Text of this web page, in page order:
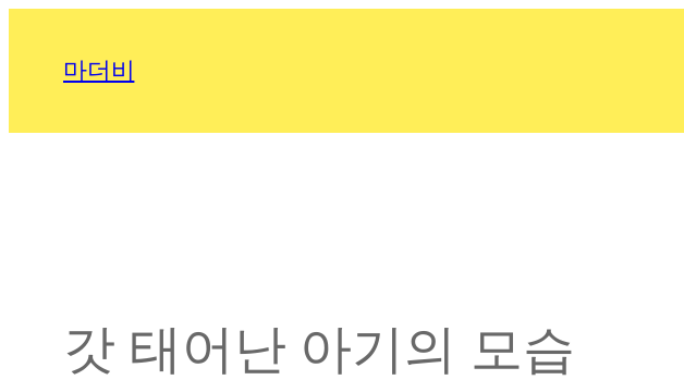
마더비
갓 태어난 아기의 모습